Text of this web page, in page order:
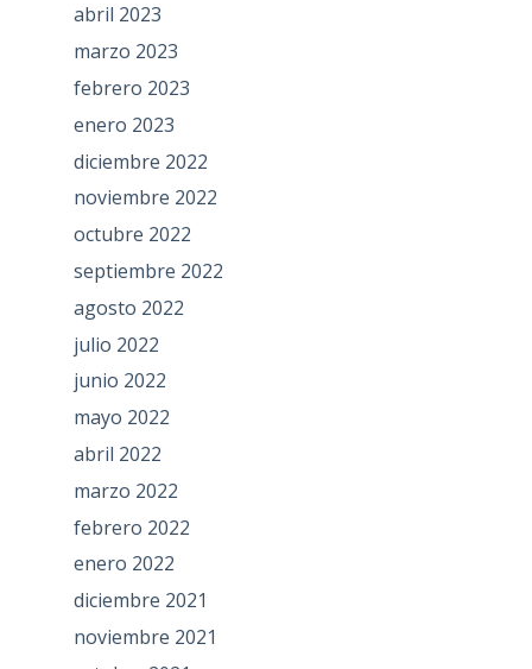
abril 2023
marzo 2023
febrero 2023
enero 2023
diciembre 2022
noviembre 2022
octubre 2022
septiembre 2022
agosto 2022
julio 2022
junio 2022
mayo 2022
abril 2022
marzo 2022
febrero 2022
enero 2022
diciembre 2021
noviembre 2021